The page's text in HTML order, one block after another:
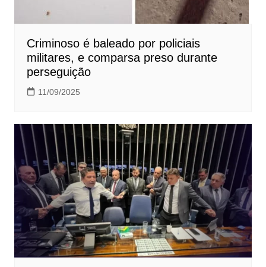
Criminoso é baleado por policiais
militares, e comparsa preso durante
perseguição
11/09/2025